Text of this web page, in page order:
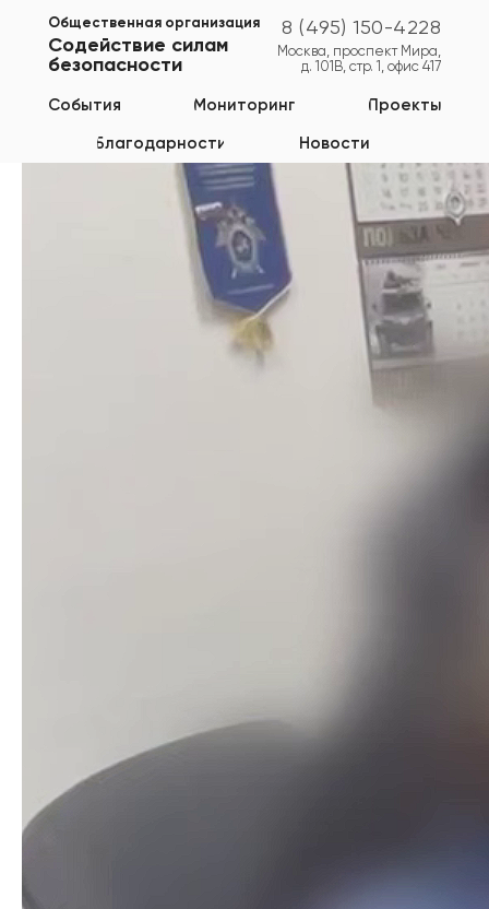
8 (495) 150-4228
Общественная организация
Содействие силам
безопасности
Мониторинг
События
Благодарности Новости
Проекты
Москва, проспект Мира,
д. 101В, стр. 1, офис 417